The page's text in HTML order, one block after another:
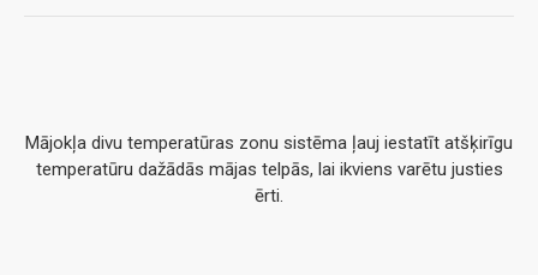
Mājokļa divu temperatūras zonu sistēma ļauj iestatīt atšķirīgu
temperatūru dažādās mājas telpās, lai ikviens varētu justies
ērti.